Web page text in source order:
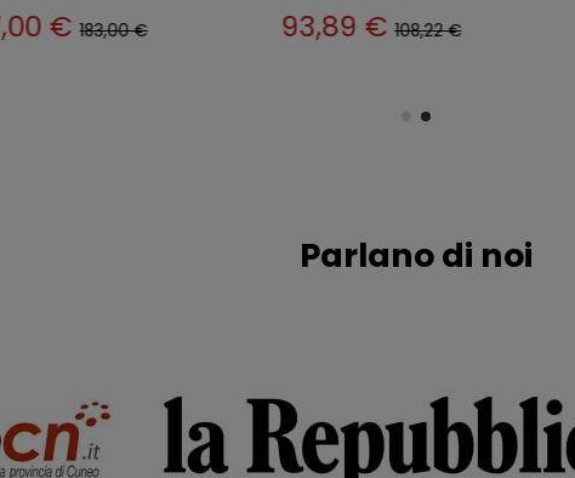
€183,00 € 93,89 €108,22 €
Parlano di noi